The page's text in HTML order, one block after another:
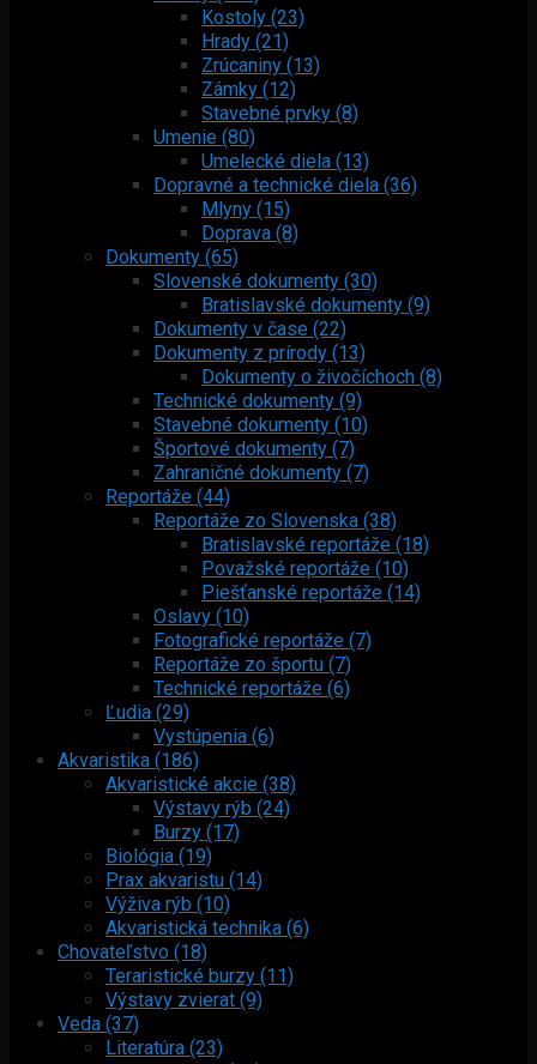
Kostoly (23)
Hrady (21)
Zrúcaniny (13)
Zámky (12)
Stavebné prvky (8)
Umenie (80)
Umelecké diela (13)
Dopravné a technické diela (36)
Mlyny (15)
Doprava (8)
Dokumenty (65)
Slovenské dokumenty (30)
Bratislavské dokumenty (9)
Dokumenty v čase (22)
Dokumenty z prírody (13)
Dokumenty o živočíchoch (8)
Technické dokumenty (9)
Stavebné dokumenty (10)
Športové dokumenty (7)
Zahraničné dokumenty (7)
Reportáže (44)
Reportáže zo Slovenska (38)
Bratislavské reportáže (18)
Považské reportáže (10)
Piešťanské reportáže (14)
Oslavy (10)
Fotografické reportáže (7)
Reportáže zo športu (7)
Technické reportáže (6)
Ľudia (29)
Vystúpenia (6)
Akvaristika (186)
Akvaristické akcie (38)
Výstavy rýb (24)
Burzy (17)
Biológia (19)
Prax akvaristu (14)
Výživa rýb (10)
Akvaristická technika (6)
Chovateľstvo (18)
Teraristické burzy (11)
Výstavy zvierat (9)
Veda (37)
Literatúra (23)